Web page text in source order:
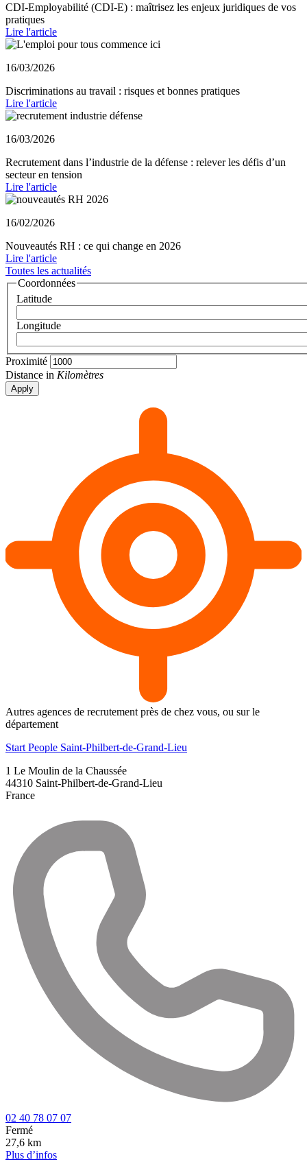
CDI-Employabilité (CDI-E) : maîtrisez les enjeux juridiques de vos
pratiques
Lire l'article
16/03/2026
Discriminations au travail : risques et bonnes pratiques
Lire l'article
16/03/2026
Recrutement dans l’industrie de la défense : relever les défis d’un
secteur en tension
Lire l'article
16/02/2026
Nouveautés RH : ce qui change en 2026
Lire l'article
Toutes les actualités
Coordonnées
Latitude
Longitude
Proximité
Distance in Kilomètres
Autres agences de recrutement près de chez vous, ou sur le
département
Start People Saint-Philbert-de-Grand-Lieu
1 Le Moulin de la Chaussée
44310 Saint-Philbert-de-Grand-Lieu
France
02 40 78 07 07
Fermé
27,6 km
Plus d’infos